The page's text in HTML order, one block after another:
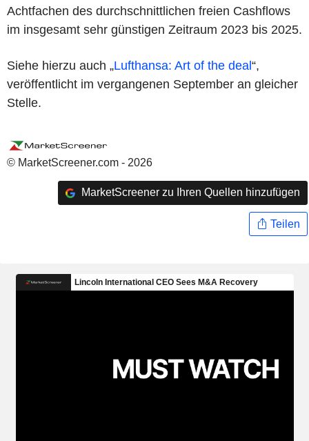
Achtfachen des durchschnittlichen freien Cashflows
im insgesamt sehr günstigen Zeitraum 2023 bis 2025.
Siehe hierzu auch „Lufthansa: Art of the deal“,
veröffentlicht im vergangenen September an gleicher
Stelle.
© MarketScreener.com - 2026
MarketScreener zu Ihren Quellen hinzufügen
Teilen